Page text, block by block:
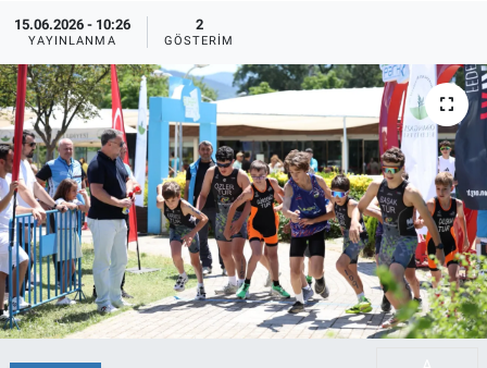
15.06.2026 - 10:26
YAYINLANMA
2
GÖSTERIM
Tüm Haberler
İletişim
Künye
Süper Lig Puan Durumu ve Fikstür
Tüm Manşetler
Son Dakika Haberleri
Haber Arşivi